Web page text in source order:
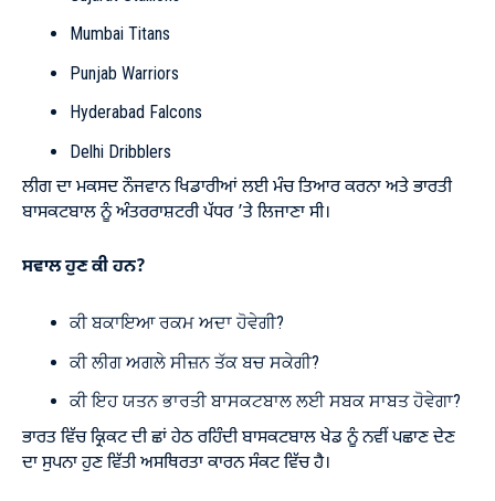
Mumbai Titans
Punjab Warriors
Hyderabad Falcons
Delhi Dribblers
ਲੀਗ ਦਾ ਮਕਸਦ ਨੌਜਵਾਨ ਖਿਡਾਰੀਆਂ ਲਈ ਮੰਚ ਤਿਆਰ ਕਰਨਾ ਅਤੇ ਭਾਰਤੀ
ਬਾਸਕਟਬਾਲ ਨੂੰ ਅੰਤਰਰਾਸ਼ਟਰੀ ਪੱਧਰ ’ਤੇ ਲਿਜਾਣਾ ਸੀ।
ਸਵਾਲ ਹੁਣ ਕੀ ਹਨ?
ਕੀ ਬਕਾਇਆ ਰਕਮ ਅਦਾ ਹੋਵੇਗੀ?
ਕੀ ਲੀਗ ਅਗਲੇ ਸੀਜ਼ਨ ਤੱਕ ਬਚ ਸਕੇਗੀ?
ਕੀ ਇਹ ਯਤਨ ਭਾਰਤੀ ਬਾਸਕਟਬਾਲ ਲਈ ਸਬਕ ਸਾਬਤ ਹੋਵੇਗਾ?
ਭਾਰਤ ਵਿੱਚ ਕ੍ਰਿਕਟ ਦੀ ਛਾਂ ਹੇਠ ਰਹਿੰਦੀ ਬਾਸਕਟਬਾਲ ਖੇਡ ਨੂੰ ਨਵੀਂ ਪਛਾਣ ਦੇਣ
ਦਾ ਸੁਪਨਾ ਹੁਣ ਵਿੱਤੀ ਅਸਥਿਰਤਾ ਕਾਰਨ ਸੰਕਟ ਵਿੱਚ ਹੈ।